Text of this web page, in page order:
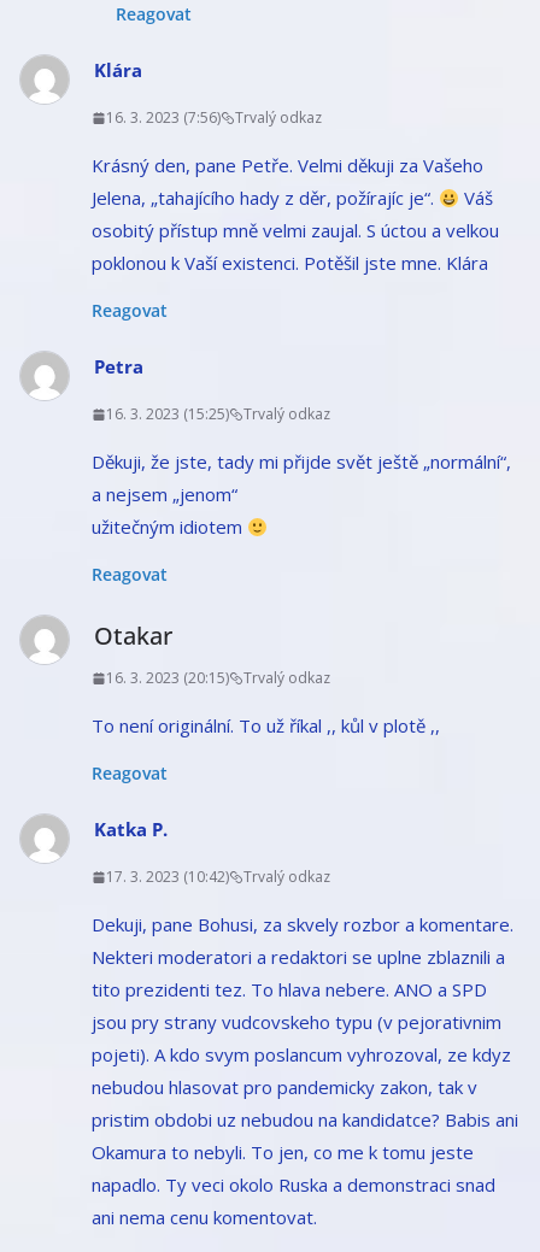
Reagovat
Klára
16. 3. 2023 (7:56) Trvalý odkaz
Krásný den, pane Petře. Velmi děkuji za Vašeho
Jelena, „tahajícího hady z děr, požírajíc je“.
Váš
osobitý přístup mně velmi zaujal. S úctou a velkou
poklonou k Vaší existenci. Potěšil jste mne. Klára
Reagovat
Petra
16. 3. 2023 (15:25) Trvalý odkaz
Děkuji, že jste, tady mi přijde svět ještě „normální“,
a nejsem „jenom“
užitečným idiotem
Reagovat
Otakar
16. 3. 2023 (20:15) Trvalý odkaz
To není originální. To už říkal ,, kůl v plotě ,,
Reagovat
Katka P.
17. 3. 2023 (10:42) Trvalý odkaz
Dekuji, pane Bohusi, za skvely rozbor a komentare.
Nekteri moderatori a redaktori se uplne zblaznili a
tito prezidenti tez. To hlava nebere. ANO a SPD
jsou pry strany vudcovskeho typu (v pejorativnim
pojeti). A kdo svym poslancum vyhrozoval, ze kdyz
nebudou hlasovat pro pandemicky zakon, tak v
pristim obdobi uz nebudou na kandidatce? Babis ani
Okamura to nebyli. To jen, co me k tomu jeste
napadlo. Ty veci okolo Ruska a demonstraci snad
ani nema cenu komentovat.